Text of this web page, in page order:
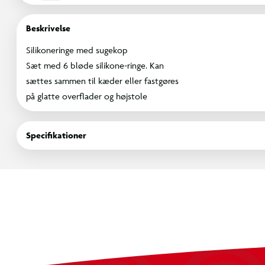
Beskrivelse
Silikoneringe med sugekop
Sæt med 6 bløde silikone-ringe. Kan
sættes sammen til kæder eller fastgøres
på glatte overflader og højstole
Specifikationer